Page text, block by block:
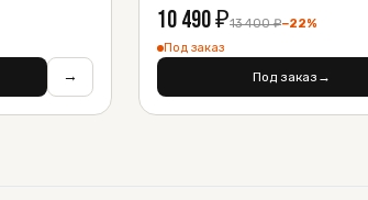
→
10 490₽13 400₽−22%
Под заказ
Под заказ →